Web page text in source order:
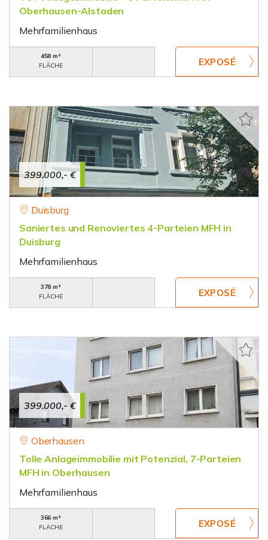
Oberhausen-Alstaden
Mehrfamilienhaus
458 m²
FLÄCHE
399.000,- €
Duisburg
Saniertes und Renoviertes 4-Parteien MFH in
Duisburg
Mehrfamilienhaus
378 m²
FLÄCHE
399.000,- €
Oberhausen
Tolle Anlageimmobilie mit Potenzial, 7-Parteien
MFH in Oberhausen
Mehrfamilienhaus
366 m²
FLÄCHE